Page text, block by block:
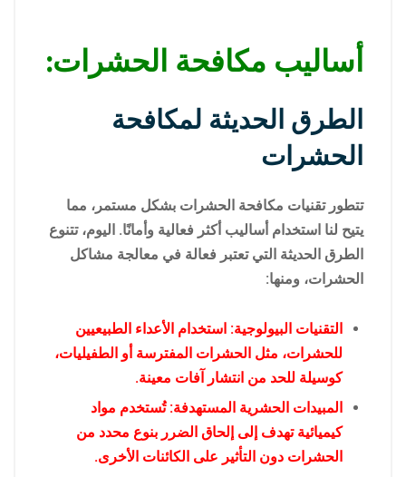
أساليب مكافحة الحشرات:
الطرق الحديثة لمكافحة
الحشرات
تتطور تقنيات مكافحة الحشرات بشكل مستمر، مما
يتيح لنا استخدام أساليب أكثر فعالية وأمانًا. اليوم، تتنوع
الطرق الحديثة التي تعتبر فعالة في معالجة مشاكل
الحشرات، ومنها:
التقنيات البيولوجية: استخدام الأعداء الطبيعيين
للحشرات، مثل الحشرات المفترسة أو الطفيليات،
كوسيلة للحد من انتشار آفات معينة.
المبيدات الحشرية المستهدفة: تُستخدم مواد
كيميائية تهدف إلى إلحاق الضرر بنوع محدد من
الحشرات دون التأثير على الكائنات الأخرى.